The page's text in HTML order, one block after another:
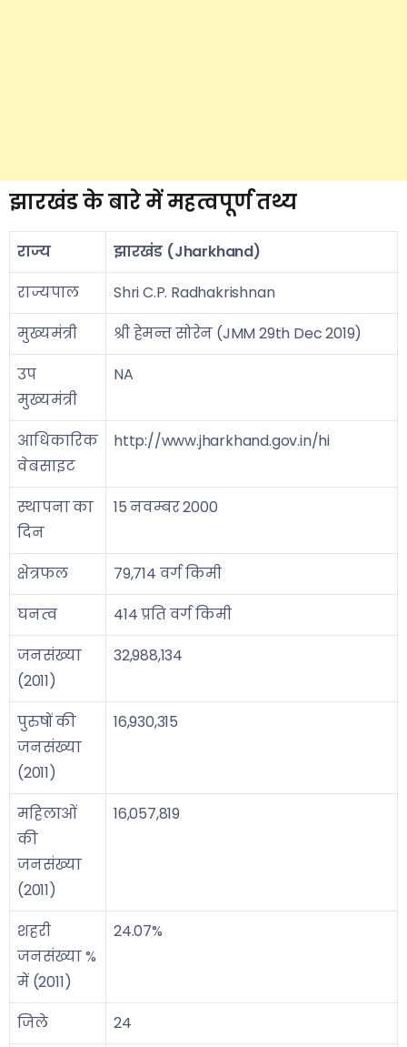
झारखंड के बारे में महत्वपूर्ण तथ्य
राज्य
झारखंड (Jharkhand)
राज्यपाल
Shri C.P. Radhakrishnan
मुख्यमंत्री
श्री हेमन्त सोरेन (JMM 29th Dec 2019)
उप
मुख्यमंत्री
NA
आधिकारिक
वेबसाइट
http://www.jharkhand.gov.in/hi
स्थापना का
दिन
15 नवम्बर 2000
क्षेत्रफल
79,714 वर्ग किमी
घनत्व
414 प्रति वर्ग किमी
जनसंख्या
(2011)
32,988,134
पुरुषों की
जनसंख्या
(2011)
16,930,315
महिलाओं
की
जनसंख्या
(2011)
16,057,819
शहरी
जनसंख्या %
में (2011)
24.07%
जिले 24